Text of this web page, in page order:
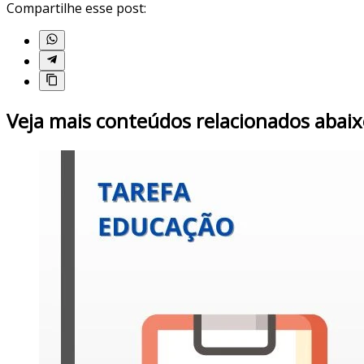
Compartilhe esse post:
Veja mais conteúdos relacionados